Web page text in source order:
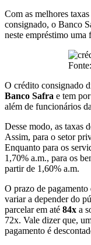
Com as melhores
consignado, o Banco
neste empréstimo uma
O crédito consignado
Banco Safra e tem
além de funcionários
Desse modo, as taxas
Assim, para o setor
Enquanto para os
1,70% a.m., para os
partir de 1,60% a.m.
O prazo de
variar a depender do
parcelar em até 84x a
72x. Vale dizer que,
pagamento é